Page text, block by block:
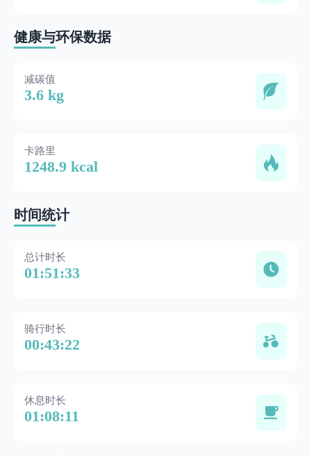
健康与环保数据
减碳值
3.6 kg
卡路里
1248.9 kcal
时间统计
总计时长
01:51:33
骑行时长
00:43:22
休息时长
01:08:11